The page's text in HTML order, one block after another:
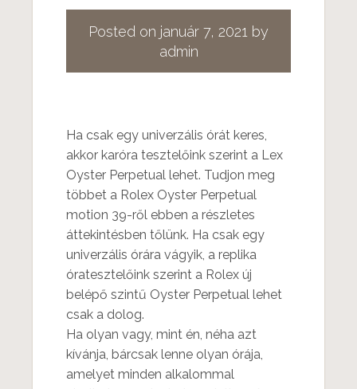
Posted on január 7, 2021 by
admin
Ha csak egy univerzális órát keres,
akkor karóra tesztelőink szerint a Lex
Oyster Perpetual lehet. Tudjon meg
többet a Rolex Oyster Perpetual
motion 39-ről ebben a részletes
áttekintésben tőlünk. Ha csak egy
univerzális órára vágyik, a replika
óratesztelőink szerint a Rolex új
belépő szintű Oyster Perpetual lehet
csak a dolog.
Ha olyan vagy, mint én, néha azt
kívánja, bárcsak lenne olyan órája,
amelyet minden alkalommal